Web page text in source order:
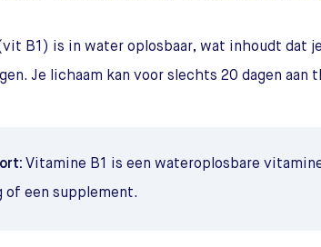
B1) is in water oplosbaar, wat inhoudt dat
Je lichaam kan voor slechts 20 dagen aan
Vitamine B1 is een wateroplosbare
of een supplement.